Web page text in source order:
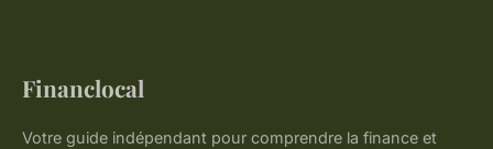
Financlocal
Votre guide indépendant pour comprendre la finance et